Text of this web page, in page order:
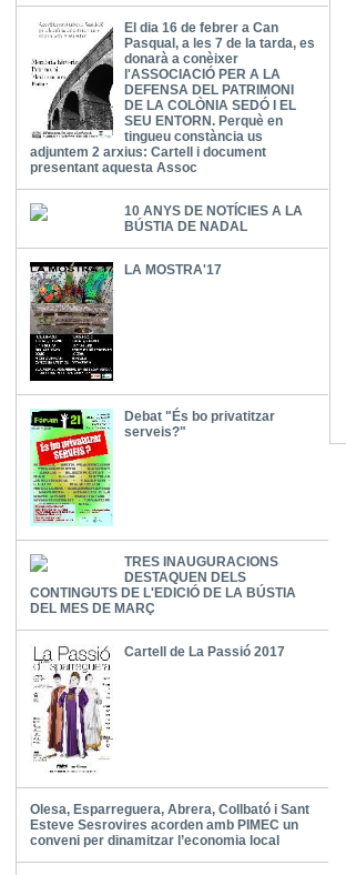
El dia 16 de febrer a Can
Pasqual, a les 7 de la tarda, es
donarà a conèixer
l'ASSOCIACIÓ PER A LA
DEFENSA DEL PATRIMONI
DE LA COLÒNIA SEDÓ I EL
SEU ENTORN. Perquè en
tingueu constància us
adjuntem 2 arxius: Cartell i document
presentant aquesta Assoc
10 ANYS DE NOTÍCIES A LA
BÚSTIA DE NADAL
LA MOSTRA'17
Debat "És bo privatitzar
serveis?"
TRES INAUGURACIONS
DESTAQUEN DELS
CONTINGUTS DE L'EDICIÓ DE LA BÚSTIA
DEL MES DE MARÇ
Cartell de La Passió 2017
Olesa, Esparreguera, Abrera, Collbató i Sant
Esteve Sesrovires acorden amb PIMEC un
conveni per dinamitzar l’economia local